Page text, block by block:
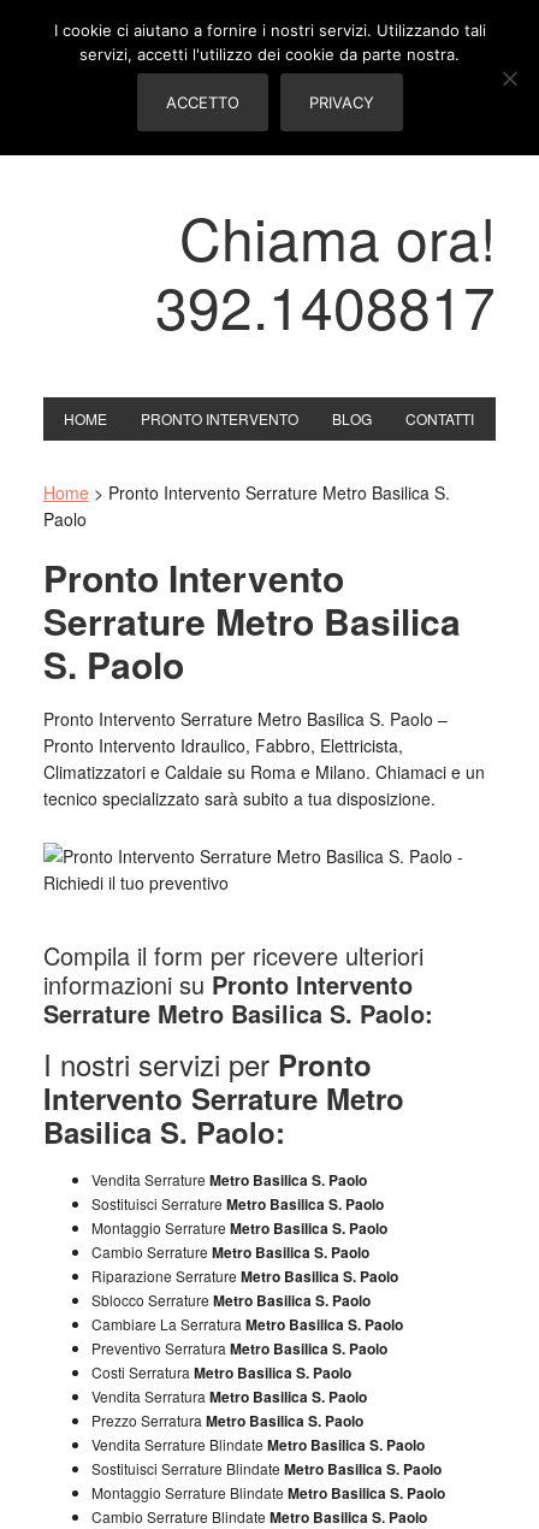
Chiama ora!
392.1408817
HOME PRONTO INTERVENTO BLOG CONTATTI
Home > Pronto Intervento Serrature Metro Basilica S.
Paolo
Pronto Intervento
Serrature Metro Basilica
S. Paolo
Pronto Intervento Serrature Metro Basilica S. Paolo –
Pronto Intervento Idraulico, Fabbro, Elettricista,
Climatizzatori e Caldaie su Roma e Milano. Chiamaci e un
tecnico specializzato sarà subito a tua disposizione.
Compila il form per ricevere ulteriori
informazioni su Pronto Intervento
Serrature Metro Basilica S. Paolo:
I nostri servizi per Pronto
Intervento Serrature Metro
Basilica S. Paolo:
Vendita Serrature Metro Basilica S. Paolo
Sostituisci Serrature Metro Basilica S. Paolo
Montaggio Serrature Metro Basilica S. Paolo
Cambio Serrature Metro Basilica S. Paolo
Riparazione Serrature Metro Basilica S. Paolo
Sblocco Serrature Metro Basilica S. Paolo
Cambiare La Serratura Metro Basilica S. Paolo
Preventivo Serratura Metro Basilica S. Paolo
Costi Serratura Metro Basilica S. Paolo
Vendita Serratura Metro Basilica S. Paolo
Prezzo Serratura Metro Basilica S. Paolo
Vendita Serrature Blindate Metro Basilica S. Paolo
Sostituisci Serrature Blindate Metro Basilica S. Paolo
Montaggio Serrature Blindate Metro Basilica S. Paolo
Cambio Serrature Blindate Metro Basilica S. Paolo
I cookie ci aiutano a fornire i nostri servizi. Utilizzando tali
servizi, accetti l'utilizzo dei cookie da parte nostra.
ACCETTO PRIVACY